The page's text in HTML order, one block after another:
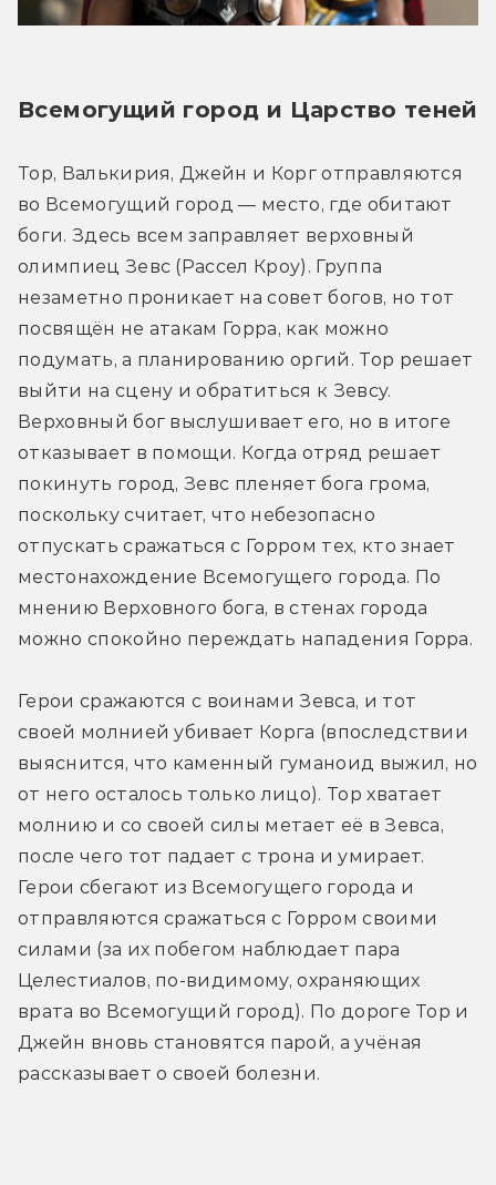
Всемогущий город и Царство теней
Тор, Валькирия, Джейн и Корг отправляются
во Всемогущий город — место, где обитают
боги. Здесь всем заправляет верховный
олимпиец Зевс (Рассел Кроу). Группа
незаметно проникает на совет богов, но тот
посвящён не атакам Горра, как можно
подумать, а планированию оргий. Тор решает
выйти на сцену и обратиться к Зевсу.
Верховный бог выслушивает его, но в итоге
отказывает в помощи. Когда отряд решает
покинуть город, Зевс пленяет бога грома,
поскольку считает, что небезопасно
отпускать сражаться с Горром тех, кто знает
местонахождение Всемогущего города. По
мнению Верховного бога, в стенах города
можно спокойно переждать нападения Горра.
Герои сражаются с воинами Зевса, и тот
своей молнией убивает Корга (впоследствии
выяснится, что каменный гуманоид выжил, но
от него осталось только лицо). Тор хватает
молнию и со своей силы метает её в Зевса,
после чего тот падает с трона и умирает.
Герои сбегают из Всемогущего города и
отправляются сражаться с Горром своими
силами (за их побегом наблюдает пара
Целестиалов, по-видимому, охраняющих
врата во Всемогущий город). По дороге Тор и
Джейн вновь становятся парой, а учёная
рассказывает о своей болезни.